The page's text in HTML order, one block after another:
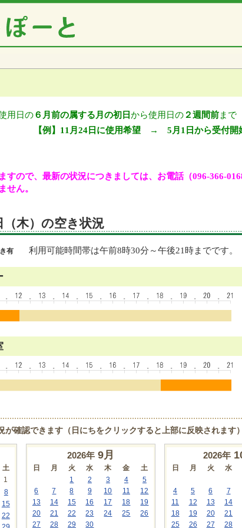
の６月前の属する月の初日から使用日の ２週間前まで
【例】11月24日に使用希望 → 5月1日から受付開
すので、最新の状況につきましては、お電話（096-366-
せん。
木）の空き状況
有 利用可能時間帯は午前8時30分～午後21時までです。
確認できます（日にちをクリックすると上部に反映されます）
土
1
8
15
22
2026年 9月
日 月 火 水 木 金
土
1
2 3 4
5
6
7 8 9 10 11
12
13
14 15 16 17 18
19
20
21 22 23 24 25
26
27
28 29 30
2026年
日 月 火 水
4
5 6 7
11
12 13 14
18
19 20 21
25
26 27 28